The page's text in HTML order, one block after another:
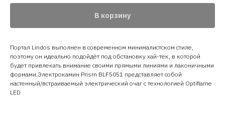
В корзину
Портал Lindos выполнен в современном минималистском стиле,
поэтому он идеально подойдёт под обстановку хай-тек, в которой
будет привлекать внимание своими прямыми линиями и лаконичными
формами.Электрокамин Prism BLF5051 представляет собой
настенный/встраиваемый электрический очаг с технологией Optiflame
LED